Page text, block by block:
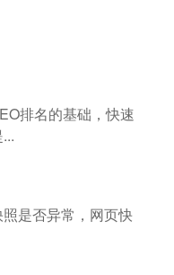
排名的基础，快速
是否异常，网页快